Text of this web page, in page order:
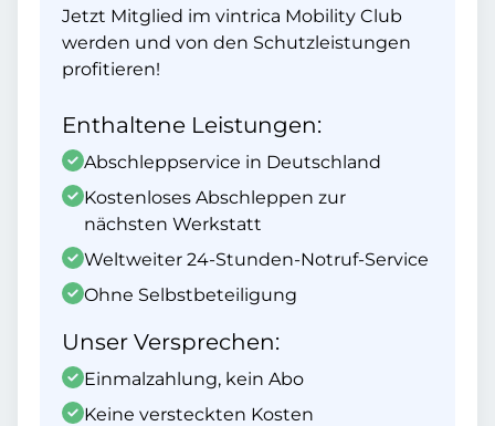
Jetzt Mitglied im vintrica Mobility Club
werden und von den Schutzleistungen
profitieren!
Enthaltene Leistungen:
Abschleppservice in Deutschland
Kostenloses Abschleppen zur
nächsten Werkstatt
Weltweiter 24-Stunden-Notruf-Service
Ohne Selbstbeteiligung
Unser Versprechen:
Einmalzahlung, kein Abo
Keine versteckten Kosten